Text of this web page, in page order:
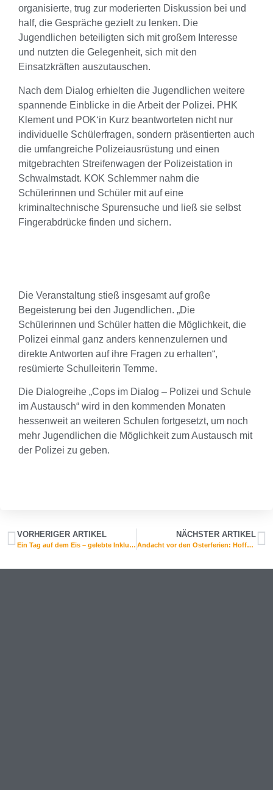
organisierte, trug zur moderierten Diskussion bei und
half, die Gespräche gezielt zu lenken. Die
Jugendlichen beteiligten sich mit großem Interesse
und nutzten die Gelegenheit, sich mit den
Einsatzkräften auszutauschen.
Nach dem Dialog erhielten die Jugendlichen weitere
spannende Einblicke in die Arbeit der Polizei. PHK
Klement und POK‘in Kurz beantworteten nicht nur
individuelle Schülerfragen, sondern präsentierten auch
die umfangreiche Polizeiausrüstung und einen
mitgebrachten Streifenwagen der Polizeistation in
Schwalmstadt. KOK Schlemmer nahm die
Schülerinnen und Schüler mit auf eine
kriminaltechnische Spurensuche und ließ sie selbst
Fingerabdrücke finden und sichern.
Die Veranstaltung stieß insgesamt auf große
Begeisterung bei den Jugendlichen. „Die
Schülerinnen und Schüler hatten die Möglichkeit, die
Polizei einmal ganz anders kennenzulernen und
direkte Antworten auf ihre Fragen zu erhalten“,
resümierte Schulleiterin Temme.
Die Dialogreihe „Cops im Dialog – Polizei und Schule
im Austausch“ wird in den kommenden Monaten
hessenweit an weiteren Schulen fortgesetzt, um noch
mehr Jugendlichen die Möglichkeit zum Austausch mit
der Polizei zu geben.
VORHERIGER ARTIKEL
Ein Tag auf dem Eis – gelebte Inklusion in der Eissporthalle Wabern
NÄCHSTER ARTIKEL
Andacht vor den Osterferien: Hoffnung, Licht und Segen